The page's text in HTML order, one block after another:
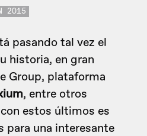
2015
pasando tal vez el
historia, en gran
Group, plataforma
, entre otros
estos últimos es
para una interesante